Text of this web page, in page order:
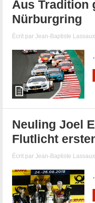
Aus Tradition
Nürburgring
Écrit parJean-Baptiste Lassaux
Neuling Joel
Flutlicht
Écrit parJean-Baptiste Lassaux